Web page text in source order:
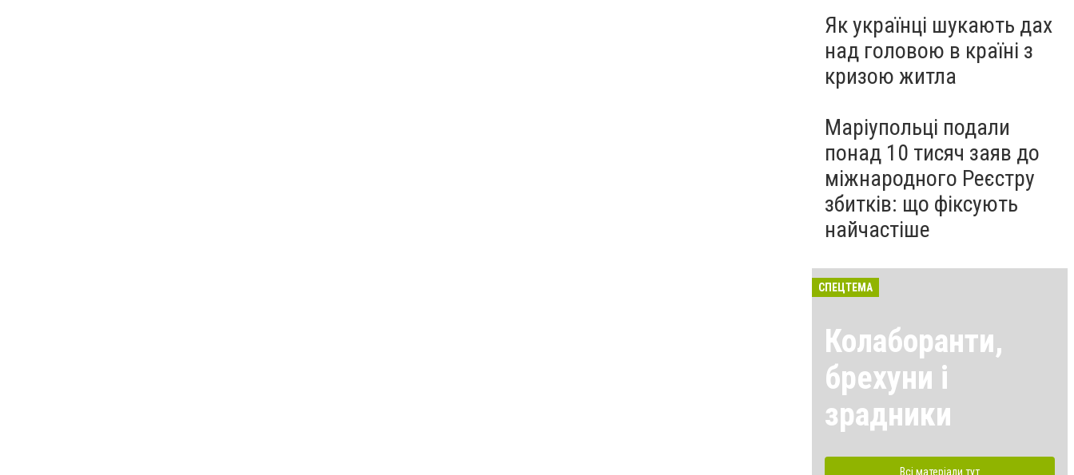
Як українці шукають дах
над головою в країні з
кризою житла
Маріупольці подали
понад 10 тисяч заяв до
міжнародного Реєстру
збитків: що фіксують
найчастіше
СПЕЦТЕМА
Колаборанти,
брехуни і
зрадники
Всі матеріали тут